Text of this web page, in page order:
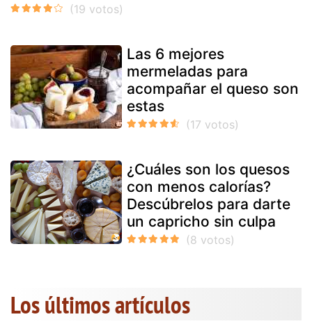
Las 6 mejores
mermeladas para
acompañar el queso son
estas
¿Cuáles son los quesos
con menos calorías?
Descúbrelos para darte
un capricho sin culpa
Los últimos artículos